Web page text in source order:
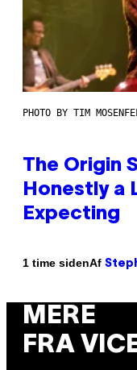
PHOTO BY TIM
The Origin
Honestly a
Expecting
1 time sidenAf
MERE
FRA